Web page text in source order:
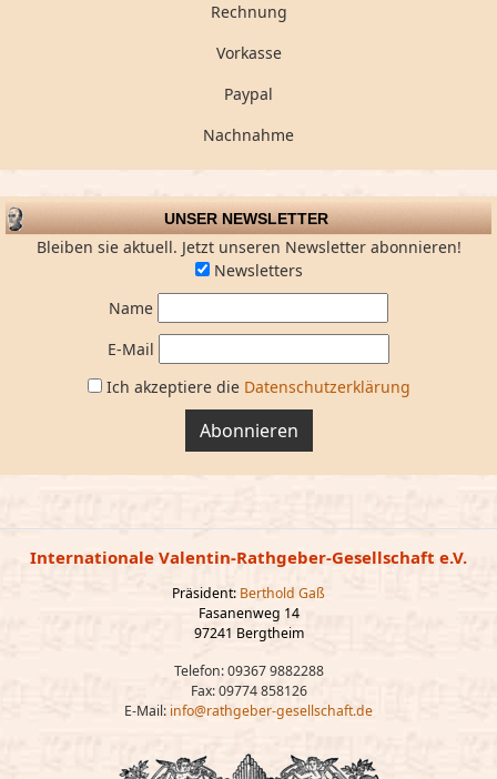
Rechnung
Vorkasse
Paypal
Nachnahme
UNSER NEWSLETTER
Bleiben sie aktuell. Jetzt unseren Newsletter abonnieren!
Newsletters
Name
E-Mail
Ich akzeptiere die Datenschutzerklärung
Abonnieren
Internationale Valentin-Rathgeber-Gesellschaft e.V.
Präsident: Berthold Gaß
Fasanenweg 14
97241 Bergtheim
Telefon: 09367 9882288
Fax: 09774 858126
E-Mail: info@rathgeber-gesellschaft.de